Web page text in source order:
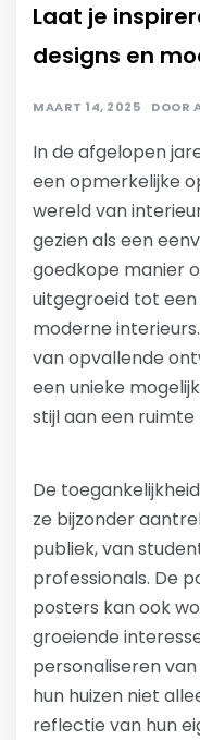
Laat je
designs en
MAART 14, 2025 DOOR
In de afgelopen
een opmerkelijke
wereld van
gezien als een
goedkope manier
uitgegroeid tot
moderne
van opvallende
een unieke
stijl aan een
De
ze bijzonder
publiek, van
professionals. De
posters kan ook
groeiende
personaliseren
hun huizen niet
reflectie van hun